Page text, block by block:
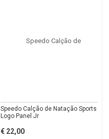
Speedo Calção de Natação Sports
Logo Panel Jr
€ 22,00